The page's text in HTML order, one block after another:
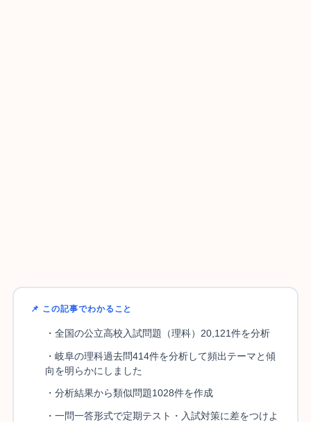
📌 この記事でわかること
・全国の公立高校入試問題（理科）20,121件を分析
・岐阜の理科過去問414件を分析して頻出テーマと傾
向を明らかにしました
・分析結果から類似問題1028件を作成
・一問一答形式で定期テスト・入試対策に差をつけよ